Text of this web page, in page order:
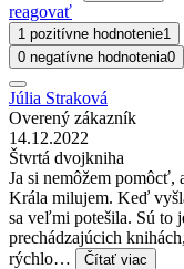
reagovať
1 pozitívne hodnotenie1
0 negatívne hodnotenia0
Júlia Straková
Overený zákazník
14.12.2022
Štvrtá dvojkniha
Ja si nemôžem
Krála milujem. Keď
sa veľmi potešila. Sú to
prechádzajúcich
rýchlo…
Čítať viac